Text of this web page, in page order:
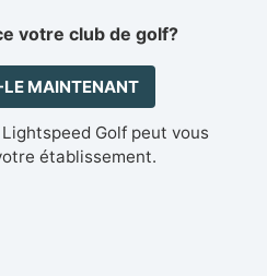
votre club de golf?
MAINTENANT
Golf peut vous
établissement.